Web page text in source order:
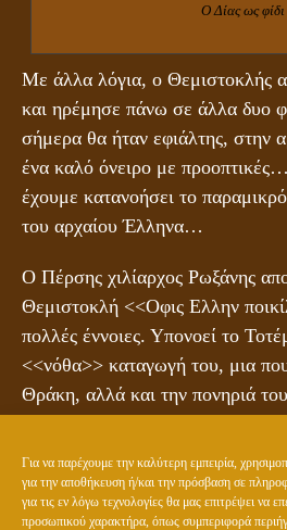
Για να παρέχουμε την καλύτερη εμπειρία,
για την αποθήκευση ή/και την πρόσβαση σε
για τις εν λόγω τεχνολογίες θα μας επιτρέψει να
προσωπικού χαρακτήρα, όπως συμπεριφορά
Ο Δίας ως φίδι
Με άλλα λόγια, ο Θεμιστοκλής
και ηρέμησε πάνω σε άλλα δυο
σήμερα θα ήταν εφιάλτης, στην
ένα καλό όνειρο με
έχουμε κατανοήσει το
του αρχαίου Έλληνα…
Ο Πέρσης χιλίαρχος Ρωξάνης
Θεμιστοκλή <<Οφις Ελλην
πολλές έννοιες. Υπονοεί το
<<νόθα>> καταγωγή του, μια
Θράκη, αλλά και την πονηριά
γίνονταν να προσβάλλει έναν
Ερεχθέως, εξ αίματος συγγενή
Τόσα καταλάβαινε και ο